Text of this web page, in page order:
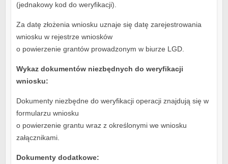
(jednakowy kod do weryfikacji).
Za datę złożenia wniosku uznaje się datę zarejestrowania
wniosku w rejestrze wniosków
o powierzenie grantów prowadzonym w biurze LGD.
Wykaz dokumentów niezbędnych do weryfikacji
wniosku:
Dokumenty niezbędne do weryfikacji operacji znajdują się w
formularzu wniosku
o powierzenie grantu wraz z określonymi we wniosku
załącznikami.
Dokumenty dodatkowe: